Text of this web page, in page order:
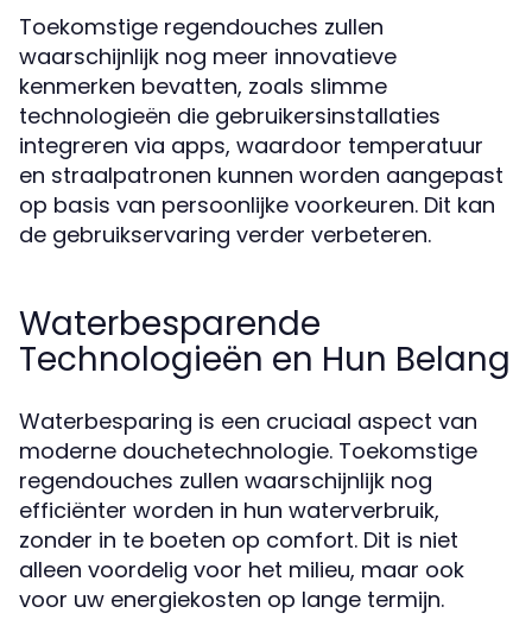
Toekomstige regendouches zullen
waarschijnlijk nog meer innovatieve
kenmerken bevatten, zoals slimme
technologieën die gebruikersinstallaties
integreren via apps, waardoor temperatuur
en straalpatronen kunnen worden aangepast
op basis van persoonlijke voorkeuren. Dit kan
de gebruikservaring verder verbeteren.
Waterbesparende
Technologieën en Hun Belang
Waterbesparing is een cruciaal aspect van
moderne douchetechnologie. Toekomstige
regendouches zullen waarschijnlijk nog
efficiënter worden in hun waterverbruik,
zonder in te boeten op comfort. Dit is niet
alleen voordelig voor het milieu, maar ook
voor uw energiekosten op lange termijn.